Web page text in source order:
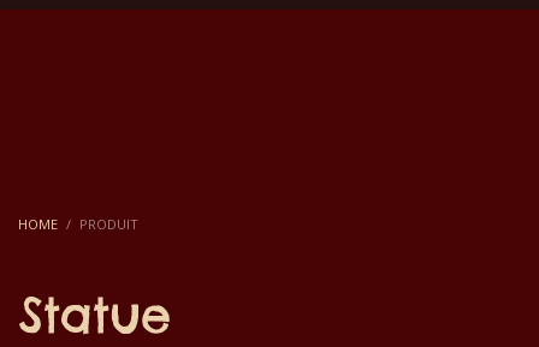
HOME PRODUIT
Statue